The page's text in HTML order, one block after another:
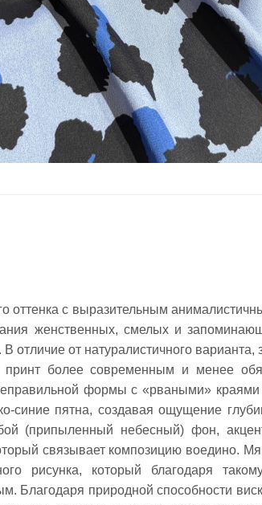
оттенка с выразительным
женственных, смелых и
отличие от натуралистичного
принт более современным и менее
формы с «рваными»
синие пятна, создавая ощущение
(припыленный небесный) фон,
связывает композицию воедино.
рисунка, который благодаря
Благодаря природной способности